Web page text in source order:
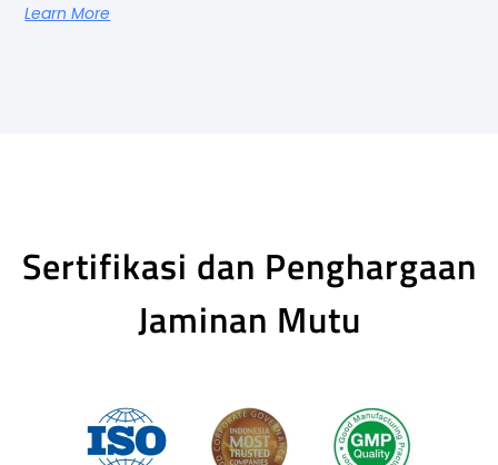
Learn More
Sertifikasi dan Penghargaan
Jaminan Mutu